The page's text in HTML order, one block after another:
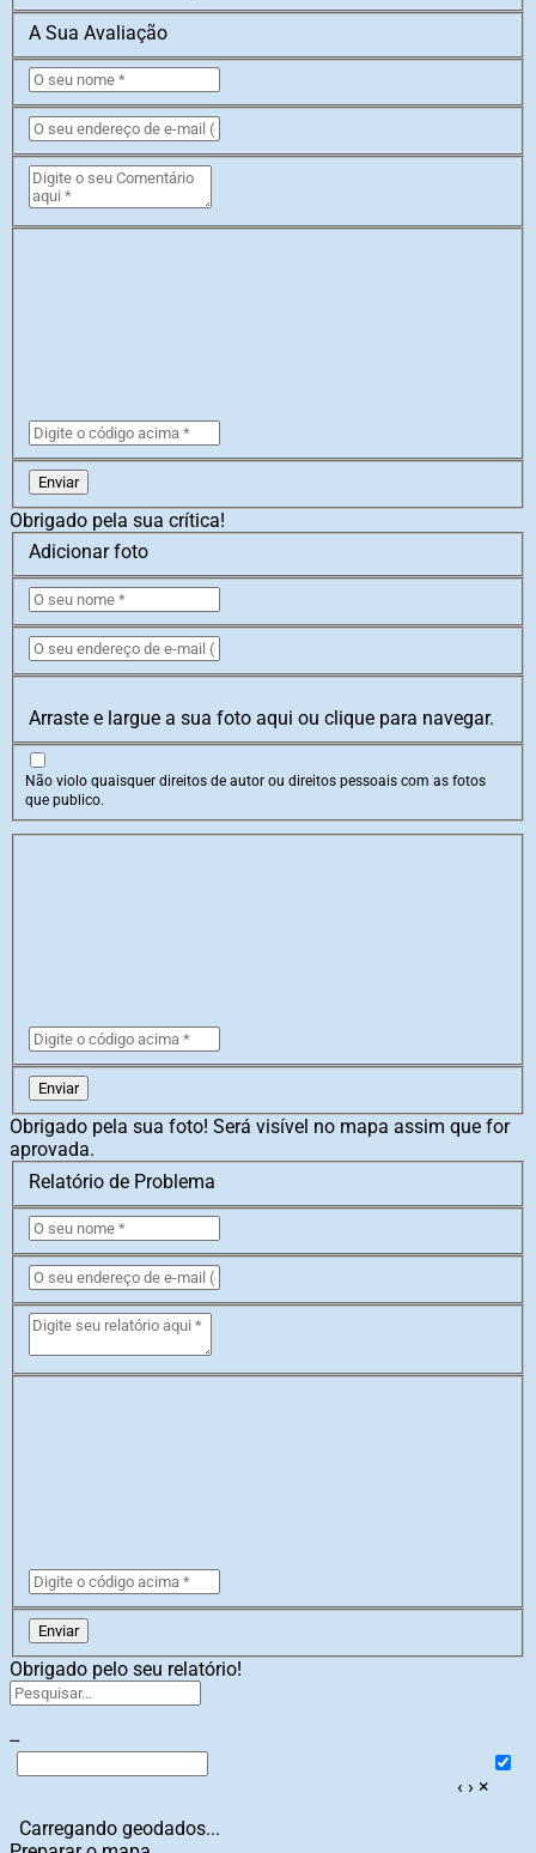
A Sua Avaliação
Enviar
Obrigado pela sua crítica!
Adicionar foto
Arraste e largue a sua foto aqui ou clique para navegar.
Não violo quaisquer direitos de autor ou direitos pessoais com as fotos
que publico.
Enviar
Obrigado pela sua foto! Será visível no mapa assim que for
aprovada.
Relatório de Problema
Enviar
Obrigado pelo seu relatório!
--
‹ › ×
Carregando geodados...